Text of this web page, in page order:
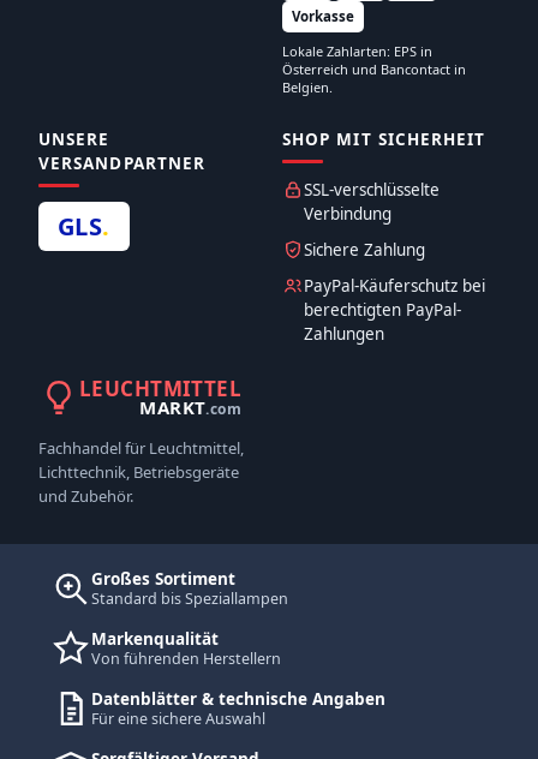
Vorkasse
Lokale Zahlarten: EPS in
Österreich und Bancontact in
Belgien.
UNSERE
VERSANDPARTNER
GLS.
SHOP MIT SICHERHEIT
SSL-verschlüsselte
Verbindung
Sichere Zahlung
PayPal-Käuferschutz bei
berechtigten PayPal-
Zahlungen
LEUCHTMITTEL
MARKT.com
Fachhandel für Leuchtmittel,
Lichttechnik, Betriebsgeräte
und Zubehör.
Großes Sortiment
Standard bis Speziallampen
Markenqualität
Von führenden Herstellern
Datenblätter & technische Angaben
Für eine sichere Auswahl